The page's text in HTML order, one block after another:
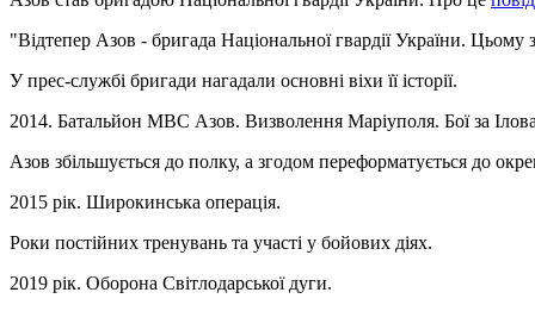
"Відтепер Азов - бригада Національної гвардії України.
У прес-службі бригади нагадали основні віхи її історії.
2014. Батальйон МВС Азов. Визволення Маріуполя. Бої за
Азов збільшується до полку, а згодом переформатується до
2015 рік. Широкинська операція.
Роки постійних тренувань та участі у бойових діях.
2019 рік. Оборона Світлодарської дуги.